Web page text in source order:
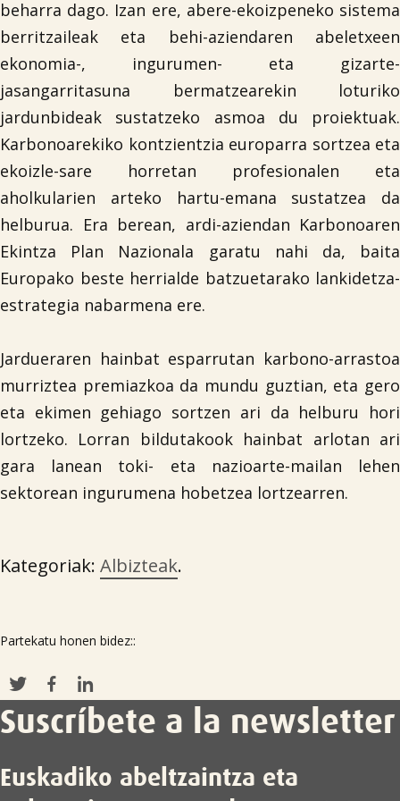
beharra dago. Izan ere, abere-ekoizpeneko sistema
berritzaileak eta behi-aziendaren abeletxeen
ekonomia-, ingurumen- eta gizarte-
jasangarritasuna bermatzearekin loturiko
jardunbideak sustatzeko asmoa du proiektuak.
Karbonoarekiko kontzientzia europarra sortzea eta
ekoizle-sare horretan profesionalen eta
aholkularien arteko hartu-emana sustatzea da
helburua. Era berean, ardi-aziendan Karbonoaren
Ekintza Plan Nazionala garatu nahi da, baita
Europako beste herrialde batzuetarako lankidetza-
estrategia nabarmena ere.
Jardueraren hainbat esparrutan karbono-arrastoa
murriztea premiazkoa da mundu guztian, eta gero
eta ekimen gehiago sortzen ari da helburu hori
lortzeko. Lorran bildutakook hainbat arlotan ari
gara lanean toki- eta nazioarte-mailan lehen
sektorean ingurumena hobetzea lortzearren.
Kategoriak: Albizteak.
Partekatu honen bidez::
Suscríbete a la newsletter
Euskadiko abeltzaintza eta